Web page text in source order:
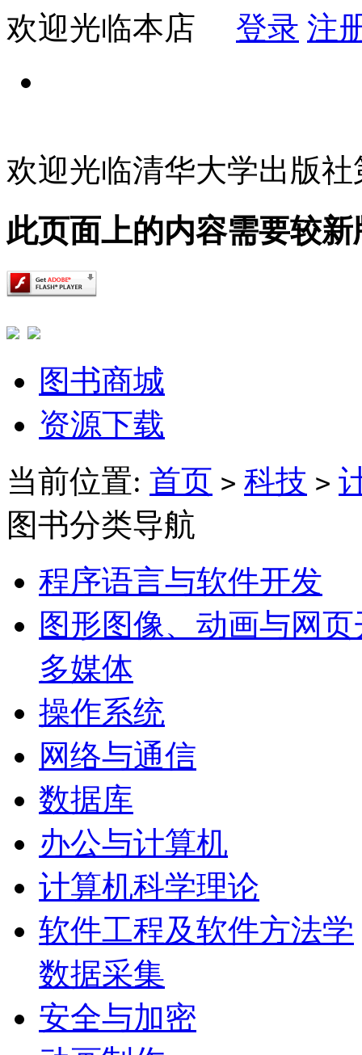
欢迎光临本店 登录 注
欢迎光临清华大学出版
此页面上的内容需要较
图书商城
资源下载
当前位置: 首页 > 科技 >
图书分类导航
程序语言与软件开发
图形图像、动画与网
多媒体
操作系统
网络与通信
数据库
办公与计算机
计算机科学理论
软件工程及软件方法学
数据采集
安全与加密